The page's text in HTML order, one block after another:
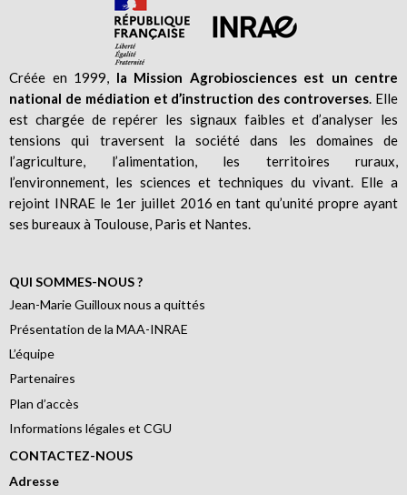
Créée en 1999, la Mission Agrobiosciences est un centre
national de médiation et d’instruction des controverses. Elle
est chargée de repérer les signaux faibles et d’analyser les
tensions qui traversent la société dans les domaines de
l’agriculture, l’alimentation, les territoires ruraux,
l’environnement, les sciences et techniques du vivant. Elle a
rejoint INRAE le 1er juillet 2016 en tant qu’unité propre ayant
ses bureaux à Toulouse, Paris et Nantes.
QUI SOMMES-NOUS ?
Jean-Marie Guilloux nous a quittés
Présentation de la MAA-INRAE
L’équipe
Partenaires
Plan d’accès
Informations légales et CGU
CONTACTEZ-NOUS
Adresse